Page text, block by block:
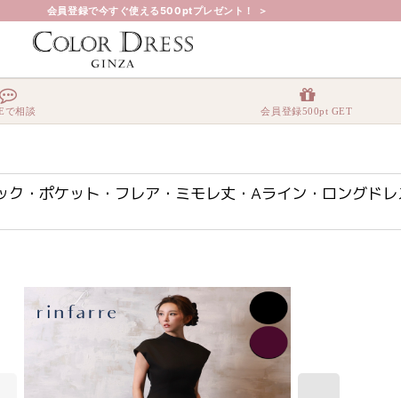
会員登録で今すぐ使える500ptプレゼント！ ＞
で相談 会員登録500pt GET
ケット・フレア・ミモレ丈・Aライン・ロングドレス・ワンピース[山崎みど
ポケット・フレア・ミモレ丈・Aライン・ロングド